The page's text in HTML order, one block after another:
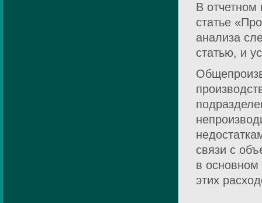
В отчетном
статье
анализа
статью, и
связи с
в основном
этих